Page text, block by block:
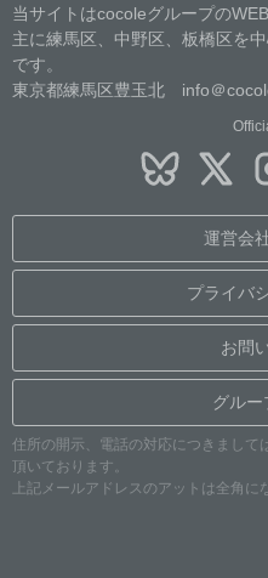
当サイトはcocoleグループのWEB
主に練馬区、中野区、板橋区を
です。
東京都練馬区豊玉北 info＠
運営会
プライバ
お問
グルー
住所の開示、電話の対応につきまして
頂いております。
上記メールアドレスのアットは全角に